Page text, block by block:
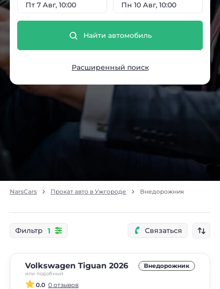
Пт 7 Авг, 10:00 Пн 10 Авг, 10:00
Найти автомобиль
Расширенный поиск
NarsCars Прокат авто в Ужгороде Внедорожник
Фильтр 1 Связаться
Volkswagen Tiguan 2026
или подобный
Внедорожник
0.0 0 отзывов